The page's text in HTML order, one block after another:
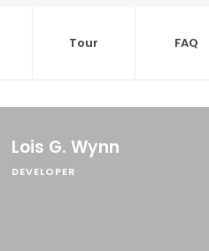
Tour FAQ
Lois G. Wynn
DEVELOPER